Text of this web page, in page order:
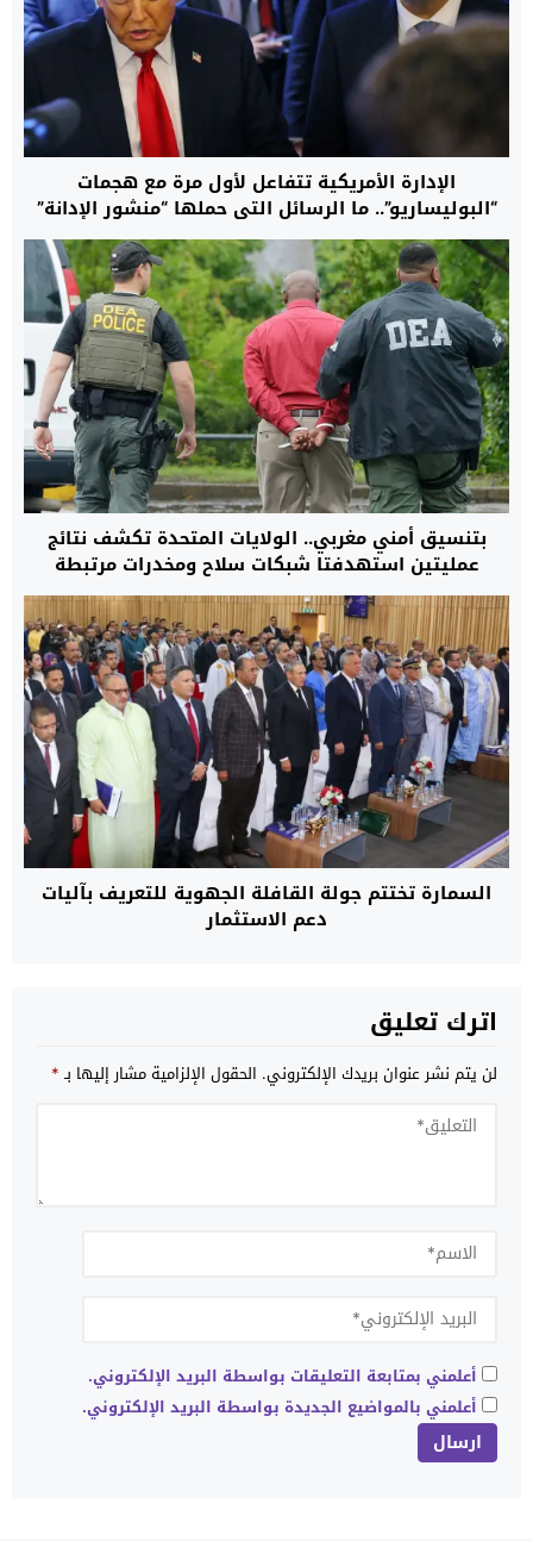
الإدارة الأمريكية تتفاعل لأول مرة مع هجمات
“البوليساريو”.. ما الرسائل التي حملها “منشور الإدانة”
نحو الجبهة والجزائر قبل جولة واشنطن التفاوضية؟
بتنسيق أمني مغربي.. الولايات المتحدة تكشف نتائج
عمليتين استهدفتا شبكات سلاح ومخدرات مرتبطة
بكارتلات ومنظمات مصنفة إرهابية
السمارة تختتم جولة القافلة الجهوية للتعريف بآليات
دعم الاستثمار
اترك تعليق
لن يتم نشر عنوان بريدك الإلكتروني. الحقول الإلزامية مشار إليها بـ*
أعلمني بمتابعة التعليقات بواسطة البريد الإلكتروني.
أعلمني بالمواضيع الجديدة بواسطة البريد الإلكتروني.